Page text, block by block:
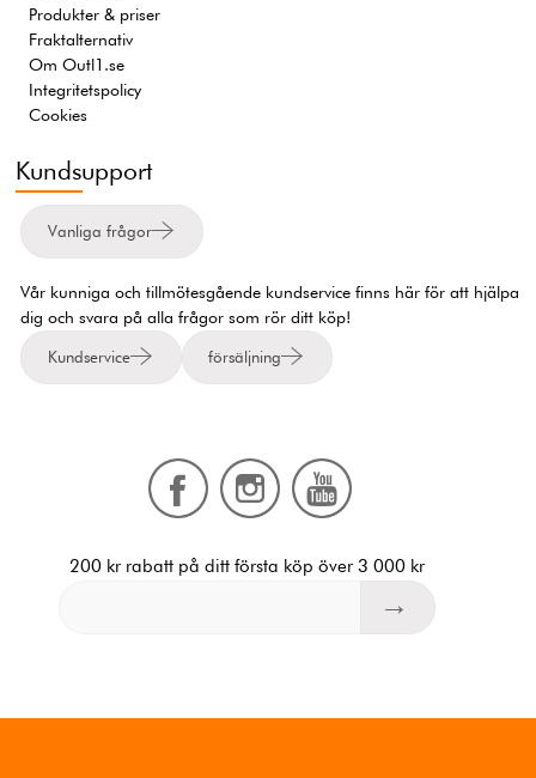
Produkter & priser
Fraktalternativ
Om Outl1.se
Integritetspolicy
Cookies
Kundsupport
Vanliga frågor
Vår kunniga och tillmötesgående kundservice finns här för att hjälpa
dig och svara på alla frågor som rör ditt köp!
Kundservice försäljning
200 kr rabatt på ditt första köp över 3 000 kr